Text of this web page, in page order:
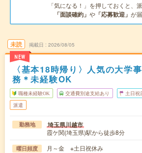
「気になる！」を押しておくと、
「面談確約」 や 「応募歓迎」 が
未読
NEW
掲載日 2026/08/05
〈基本18時帰り〉人気の大学
務＊未経験OK
職種未経験OK 交通費別途支給あり 土日祝
派遣
勤務地 埼玉県川越市
霞ケ関(埼玉県)駅から徒歩8分
曜日頻度 月～金 ※土日祝休み